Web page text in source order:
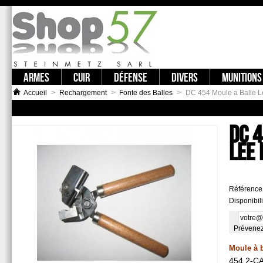
ARMES CUIR DÉFENSE DIVERS MUNITIONS
Accueil > Rechargement > Fonte des Balles > DC 454 Moule a Balle
DC
LEE
Moule à
454 2-